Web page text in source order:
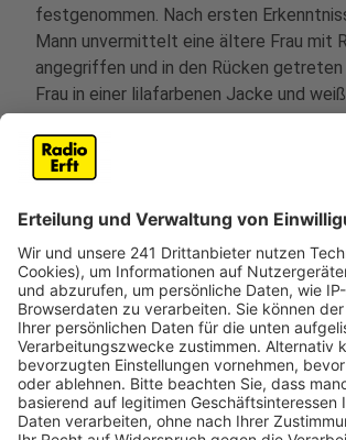
festgenommen. Nach ersten
Mann unvermittelt eine ältere Frau mit
angegriffen und in den Rücken getreten
Frau in einer lilafarbenen Jacke und
jetzt von der Polizei als Zeugin
soll der aggressive Mann die
attackiert haben. Ein Zeuge rief die
festgenommen werden.
Er soll außerdem für weitere Angriffe
sein. Das hat die Auswertung von
Kölner Hauptbahnhof ergeben. Danach
zwei weitere Seniorinnen unvermittelt
haben. Laut der Ermittler erlitt eine 85-
Platzwunde und musste behandelt
vierter Angriff konnte dem Mann von